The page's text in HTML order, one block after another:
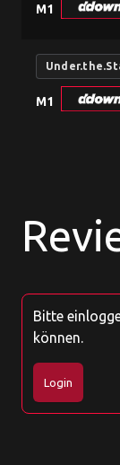
M1
M1
Bitte
können.
Login